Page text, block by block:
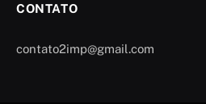
CONTATO
contato2imp@gmail.com